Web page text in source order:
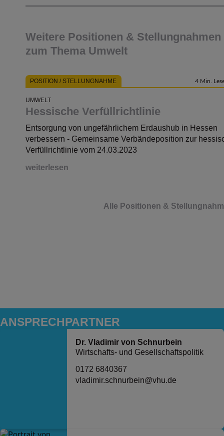
Weitere Positionen & Stellungnahmen
zum Thema Umwelt
POSITION / STELLUNGNAHME 4 Min.
UMWELT
Hessische Verfüllrichtlinie
Entsorgung von ungefährlichem Erdaushub in Hessen
verbessern - Gemeinsame Verbändeposition zur
Verfüllrichtlinie vom 24.03.2023
weiterlesen
Alle Positionen &
ANSPRECH­PARTNER
Dr. Vladimir von Schnurbein
Wirtschafts- und Gesellschaftspolitik
0172 6840367
vladimir.schnurbein@vhu.de